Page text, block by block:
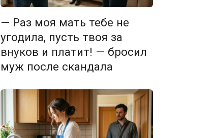
— Раз моя мать тебе не
угодила, пусть твоя за
внуков и платит! — бросил
муж после скандала